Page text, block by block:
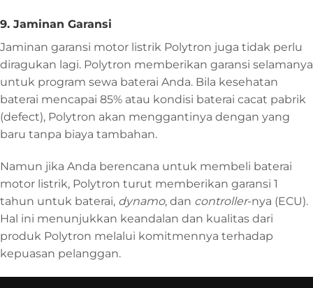
9. Jaminan Garansi
Jaminan garansi motor listrik Polytron juga tidak perlu
diragukan lagi. Polytron memberikan garansi selamanya
untuk program sewa baterai Anda. Bila kesehatan
baterai mencapai 85% atau kondisi baterai cacat pabrik
(defect), Polytron akan menggantinya dengan yang
baru tanpa biaya tambahan.
Namun jika Anda berencana untuk membeli baterai
motor listrik, Polytron turut memberikan garansi 1
tahun untuk baterai, dynamo, dan controller-nya (ECU).
Hal ini menunjukkan keandalan dan kualitas dari
produk Polytron melalui komitmennya terhadap
kepuasan pelanggan.